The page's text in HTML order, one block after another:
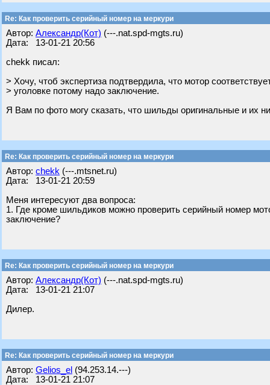
Re: Как проверить серийный номер на меркури
Автор: Александр(Кот) (---.nat.spd-mgts.ru)
Дата: 13-01-21 20:56
chekk писал:
> Хочу, чтоб экспертиза подтвердила, что мотор
> уголовке потому надо заключение.
Я Вам по фото могу сказать, что шильды оригинальные и их
Re: Как проверить серийный номер на меркури
Автор: chekk (---.mtsnet.ru)
Дата: 13-01-21 20:59
Меня интересуют два вопроса:
1. Где кроме шильдиков можно проверить серийный номер
заключение?
Re: Как проверить серийный номер на меркури
Автор: Александр(Кот) (---.nat.spd-mgts.ru)
Дата: 13-01-21 21:07
Дилер.
Re: Как проверить серийный номер на меркури
Автор: Gelios_el (94.253.14.---)
Дата: 13-01-21 21:07